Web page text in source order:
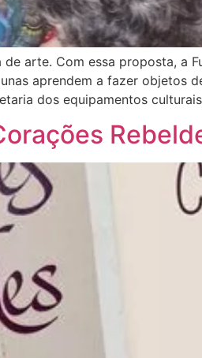
arte. Com essa proposta, a
aprendem a fazer objetos
dos equipamentos